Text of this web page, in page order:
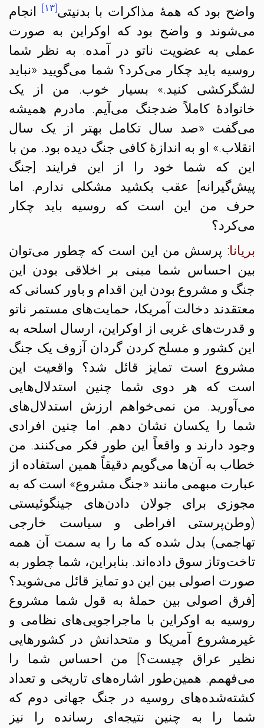
واضح بود که همهٔ مذاکرات با بدنیتی[۱۳]
انجام
می‌شوند و واضح بود که اوکراین به صورت
عملی به عضویت ناتو در آمده. به نظر شما
روسیه باید چکار می‌کرد؟ شما می‌گویید «نباید
لشگرکشی کنید.» بسیار خوب. من از یک
خانوادهٔ کاملاً ضدجنگ می‌آیم. مادرم همیشه
می‌گفت «صد سال تکامل بهتر از یک سال
انقلاب.» او به اندازهٔ کافی جنگ دیده بود. من با
این که شما خود را از این فرایند [جنگ
پیش‌گیرانه] عقب بکشید مشکلی ندارم. اما
حرف من این است که روسیه باید چکار
می‌کرد؟
بریانا: پرسش من این است که چطور می‌توان
بین احساس شما مبنی بر اخلاقی بودن این
جنگ و مشروع بودن این اقدام و باور کسانی که
معتقدند دخالت آمریکا، حمایت‌های مستمر ناتو
و قدرت‌های غربی از اوکراین، ارسال اسلحه به
این کشور و مسلح کردن گردان آزوف یک جنگ
مشروع است تمایز قائل شد؟ واقعیت این
است که هر دوی شما چنین استدلال‌هایی
می‌آورید. من نمی‌خواهم ارزش استدلال‌های
شما را یکسان نشان دهم. اما چنین افرادی
وجود دارند و واقعاً این طور فکر می‌کنند. من
خطاب به آن‌ها می‌گویم دقیقاً همین استفاده از
عبارت مبهمی مانند «جنگ مشروع» است که به
مجوزی برای جولان‌ دادن‌های جینگوئیستی
(وطن‌پرستی افراطی و سیاست خارجی
تهاجمی) بدل شده که ما را به سمت آن همه
تاخت‌وتاز سوق داده‌اند. بنابراین، شما چطور به
صورت اصولی بین این دو تمایز قائل می‌شوید؟
[فرق اصولی بین حملهٔ به قول شما مشروع
روسیه به اوکراین با ماجراجویی‌های نظامی و
غیرمشروع آمریکا و متحدانش در کشورهایی
نظیر عراق چیست؟] من احساس شما را
می‌فهمم. همین‌طور اشاره‌های تاریخی و تعداد
کشته‌شده‌های روسیه در جنگ جهانی دوم که
شما را به چنین نتیجه‌ای رسانده را نیز